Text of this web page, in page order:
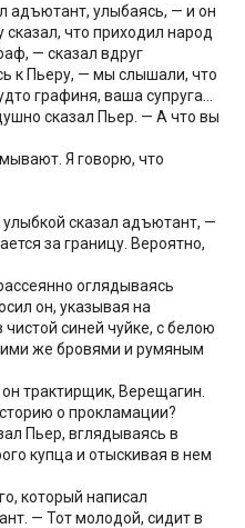
адъютант, улыбаясь, — и он
сказал, что приходил народ
— сказал вдруг
к Пьеру, — мы слышали, что
графиня, ваша супруга…
сказал Пьер. — А что вы
Я говорю, что
сказал адъютант, —
за границу. Вероятно,
оглядываясь
он, указывая на
синей чуйке, с белою
же бровями и румяным
трактирщик, Верещагин.
о прокламации?
Пьер, вглядываясь в
купца и отыскивая в нем
который написал
— Тот молодой, сидит в